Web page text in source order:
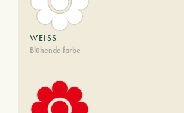
WEISS
Blühende farbe